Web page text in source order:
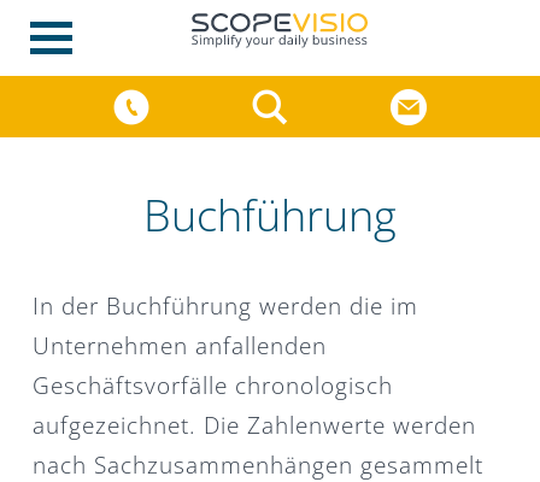
Buchführung
In der Buchführung werden die im
Unternehmen anfallenden
Geschäftsvorfälle chronologisch
aufgezeichnet. Die Zahlenwerte werden
nach Sachzusammenhängen gesammelt